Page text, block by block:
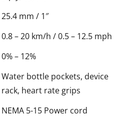
25.4 mm / 1″
0.8 – 20 km/h / 0.5 – 12.5 mph
0% – 12%
Water bottle pockets, device
rack, heart rate grips
NEMA 5-15 Power cord